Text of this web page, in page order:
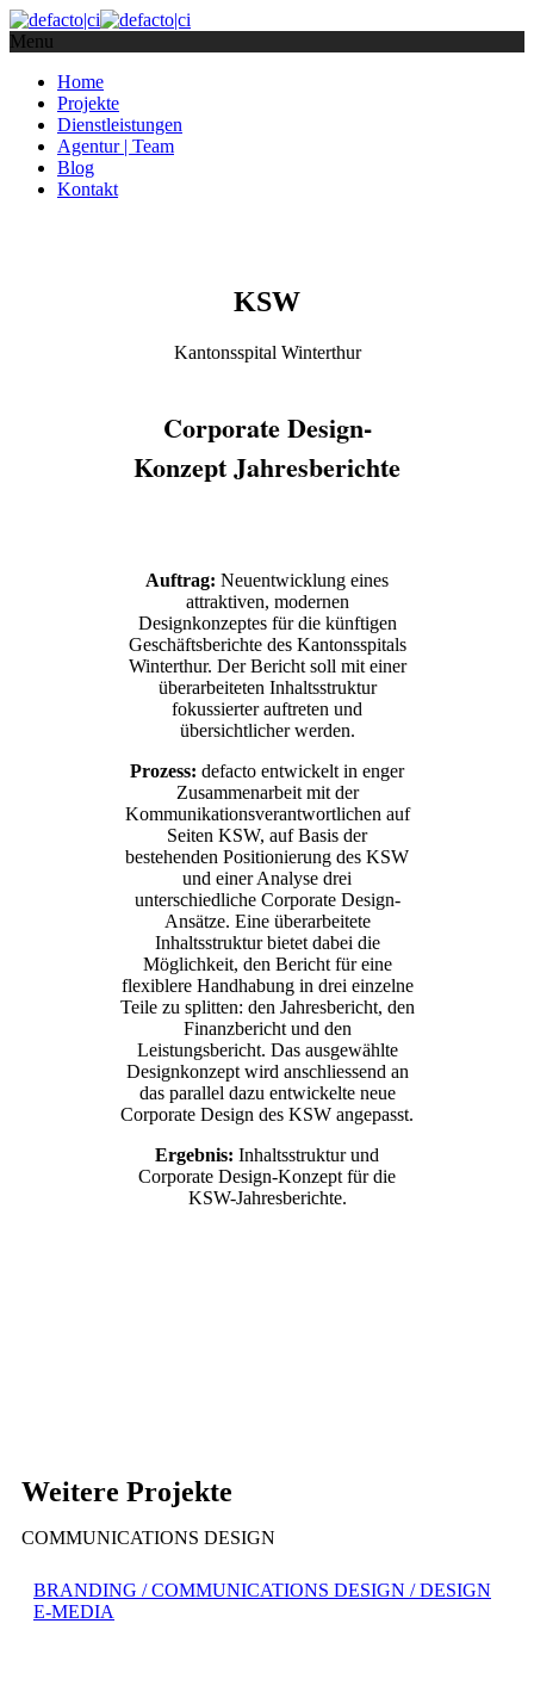
Menu
Home
Projekte
Dienstleistungen
Agentur | Team
Blog
Kontakt
KSW
Kantonsspital Winterthur
Corporate Design-
Konzept Jahresberichte
Auftrag: Neuentwicklung eines
attraktiven, modernen
Designkonzeptes für die künftigen
Geschäftsberichte des Kantonsspitals
Winterthur. Der Bericht soll mit einer
überarbeiteten Inhaltsstruktur
fokussierter auftreten und
übersichtlicher werden.
Prozess: defacto entwickelt in enger
Zusammenarbeit mit der
Kommunikationsverantwortlichen auf
Seiten KSW, auf Basis der
bestehenden Positionierung des KSW
und einer Analyse drei
unterschiedliche Corporate Design-
Ansätze. Eine überarbeitete
Inhaltsstruktur bietet dabei die
Möglichkeit, den Bericht für eine
flexiblere Handhabung in drei einzelne
Teile zu splitten: den Jahresbericht, den
Finanzbericht und den
Leistungsbericht. Das ausgewählte
Designkonzept wird anschliessend an
das parallel dazu entwickelte neue
Corporate Design des KSW angepasst.
Ergebnis: Inhaltsstruktur und
Corporate Design-Konzept für die
KSW-Jahresberichte.
Weitere Projekte
COMMUNICATIONS DESIGN
BRANDING / COMMUNICATIONS DESIGN / DESIGN
E-MEDIA